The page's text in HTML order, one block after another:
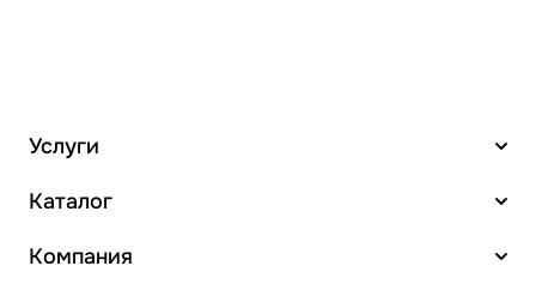
Услуги
Каталог
Компания